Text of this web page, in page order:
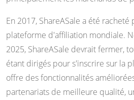
En 2017, ShareASale a été racheté
plateforme d'affiliation mondiale.
2025, ShareASale devrait fermer,
étant dirigés pour s'inscrire sur la
offre des fonctionnalités
partenariats de meilleure qualité,